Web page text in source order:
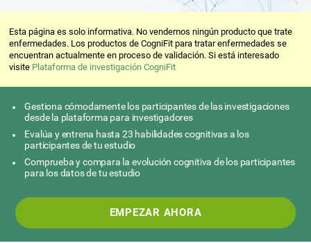
Esta página es solo informativa. No vendemos ningún producto que trate
enfermedades. Los productos de CogniFit para tratar enfermedades se
encuentran actualmente en proceso de validación. Si está interesado
visite Plataforma de investigación CogniFit
Gestiona cómodamente los participantes de las investigaciones
desde la plataforma para investigadores
Evalúa y entrena hasta 23 habilidades cognitivas a los
participantes de tu estudio
Comprueba y compara la evolución cognitiva de los participantes
para los datos de tu estudio
EMPEZAR AHORA